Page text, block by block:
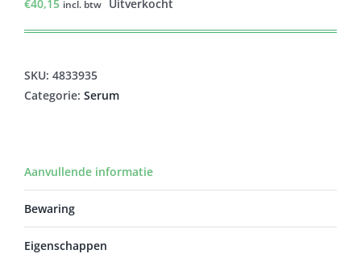
€40,15 incl. btw Uitverkocht
SKU: 4833935
Categorie: Serum
Aanvullende informatie
Bewaring
Eigenschappen